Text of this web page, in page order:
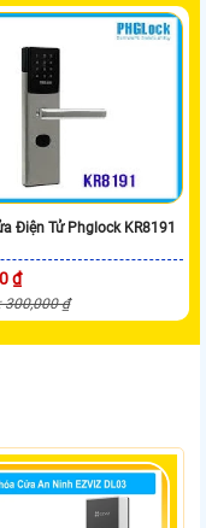
Điện Tử Phglock KR8191
₫
300,000 ₫